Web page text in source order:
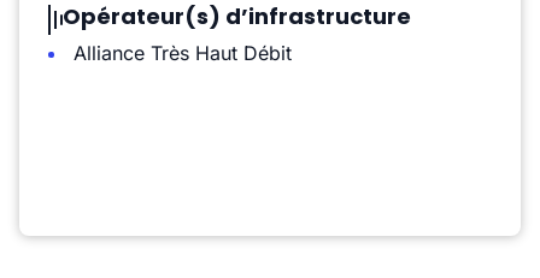
Opérateur(s) d’infrastructure
Alliance Très Haut Débit